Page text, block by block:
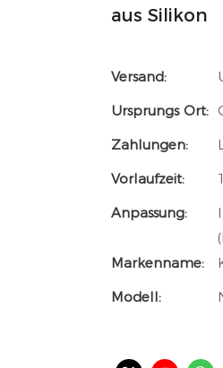
aus Silikon
Versand:
Ursprungs Ort:
Zahlungen:
Vorlaufzeit:
Anpassung:
Markenname:
Modell: